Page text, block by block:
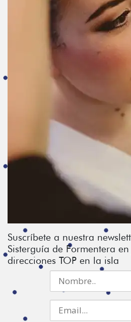
Suscríbete a nuestra
Sisterguía de Formentera
direcciones TOP en la isla